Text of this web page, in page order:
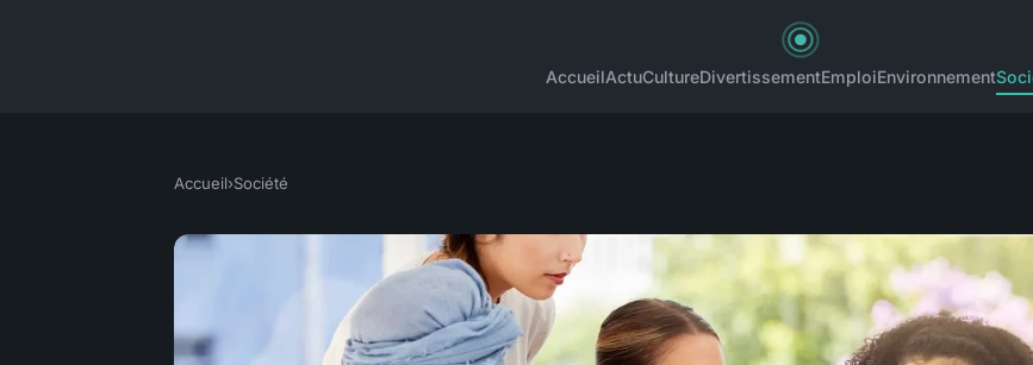
AccueilActuCultureDivertissementEmploiEnvironnement
Accueil›Société